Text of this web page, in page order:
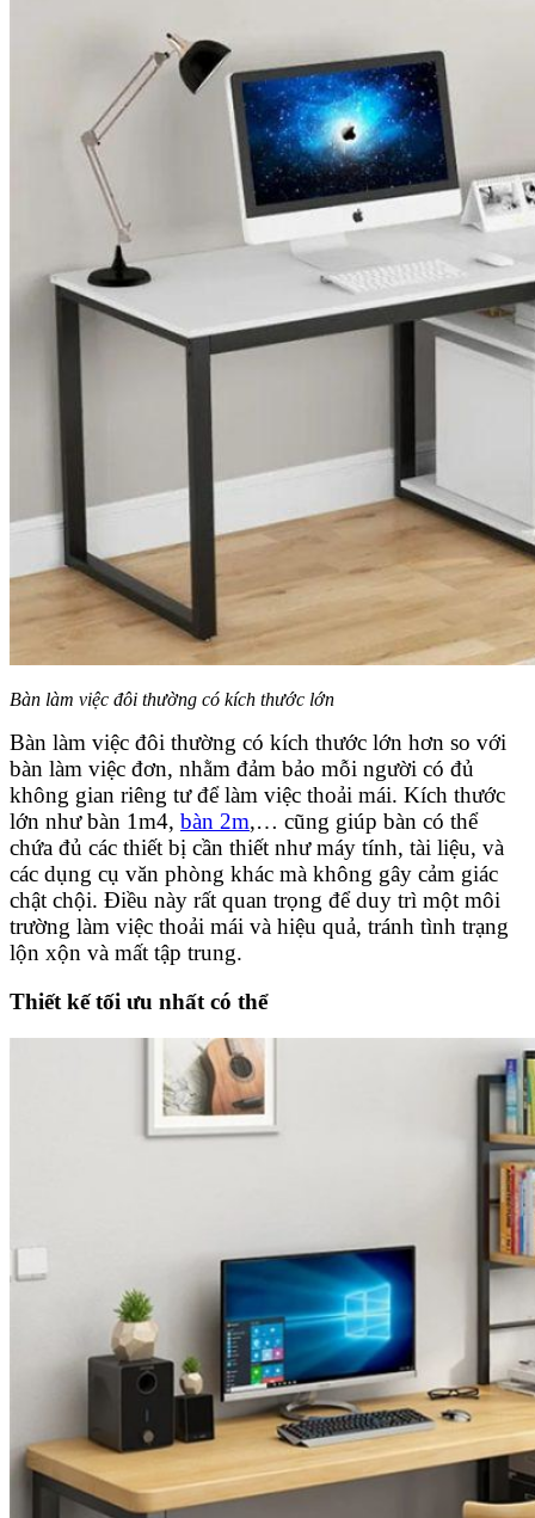
Bàn làm việc đôi thường có kích thước lớn
Bàn làm việc đôi thường có kích thước lớn hơn so với
bàn làm việc đơn, nhằm đảm bảo mỗi người có đủ
không gian riêng tư để làm việc thoải mái. Kích thước
lớn như bàn 1m4, bàn 2m,… cũng giúp bàn có thể
chứa đủ các thiết bị cần thiết như máy tính, tài liệu, và
các dụng cụ văn phòng khác mà không gây cảm giác
chật chội. Điều này rất quan trọng để duy trì một môi
trường làm việc thoải mái và hiệu quả, tránh tình trạng
lộn xộn và mất tập trung.
Thiết kế tối ưu nhất có thể